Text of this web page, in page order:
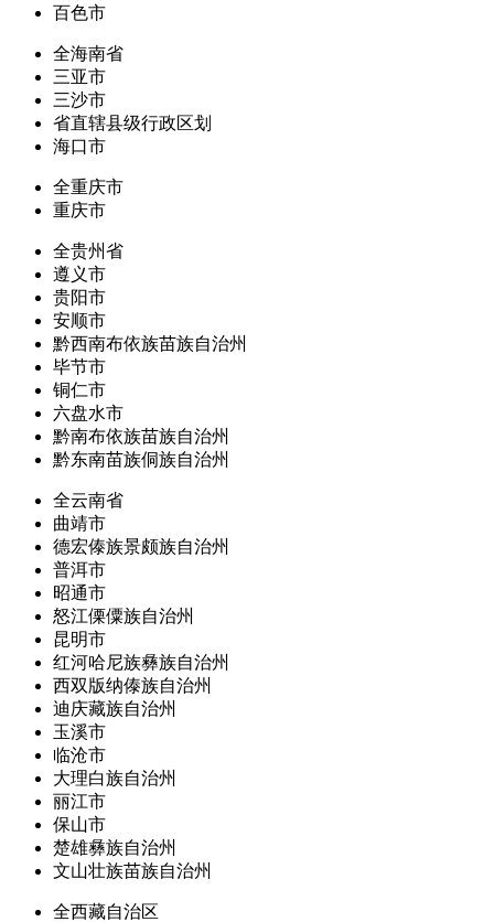
百色市
全海南省
三亚市
三沙市
省直辖县级行政区划
海口市
全重庆市
重庆市
全贵州省
遵义市
贵阳市
安顺市
黔西南布依族苗族自治州
毕节市
铜仁市
六盘水市
黔南布依族苗族自治州
黔东南苗族侗族自治州
全云南省
曲靖市
德宏傣族景颇族自治州
普洱市
昭通市
怒江傈僳族自治州
昆明市
红河哈尼族彝族自治州
西双版纳傣族自治州
迪庆藏族自治州
玉溪市
临沧市
大理白族自治州
丽江市
保山市
楚雄彝族自治州
文山壮族苗族自治州
全西藏自治区